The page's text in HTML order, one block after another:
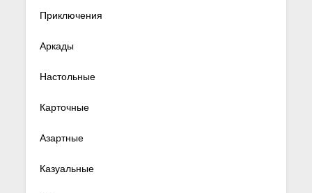
Приключения
Аркады
Настольные
Карточные
Азартные
Казуальные